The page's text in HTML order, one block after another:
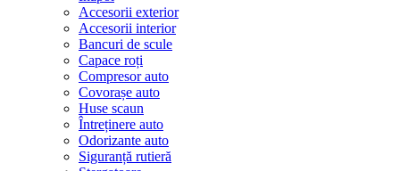
Accesorii exterior
Accesorii interior
Bancuri de scule
Capace roți
Compresor auto
Covorașe auto
Huse scaun
Întreținere auto
Odorizante auto
Siguranță rutieră